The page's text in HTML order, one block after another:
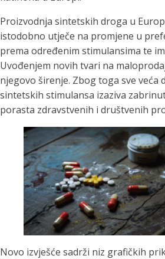
Proizvodnja sintetskih droga u
istodobno utječe na promjene u
prema određenim stimulansima te
Uvođenjem novih tvari na
njegovo širenje. Zbog toga sve
sintetskih stimulansa izaziva
porasta zdravstvenih i društvenih
Novo izvješće sadrži niz grafičkih